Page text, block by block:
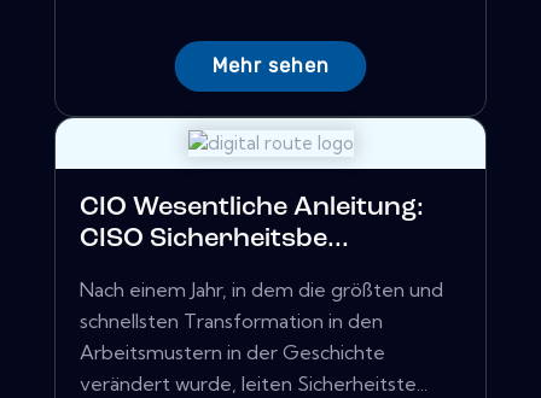
Mehr sehen
CIO Wesentliche Anleitung:
CISO Sicherheitsbe...
Nach einem Jahr, in dem die größten und
schnellsten Transformation in den
Arbeitsmustern in der Geschichte
verändert wurde, leiten Sicherheitste...